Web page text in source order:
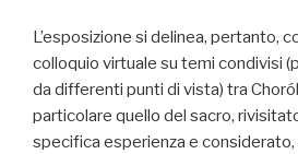
L’esposizione si delinea, pertanto,
colloquio virtuale su temi condivisi
da differenti punti di vista) tra
particolare quello del sacro,
specifica esperienza e considerato,